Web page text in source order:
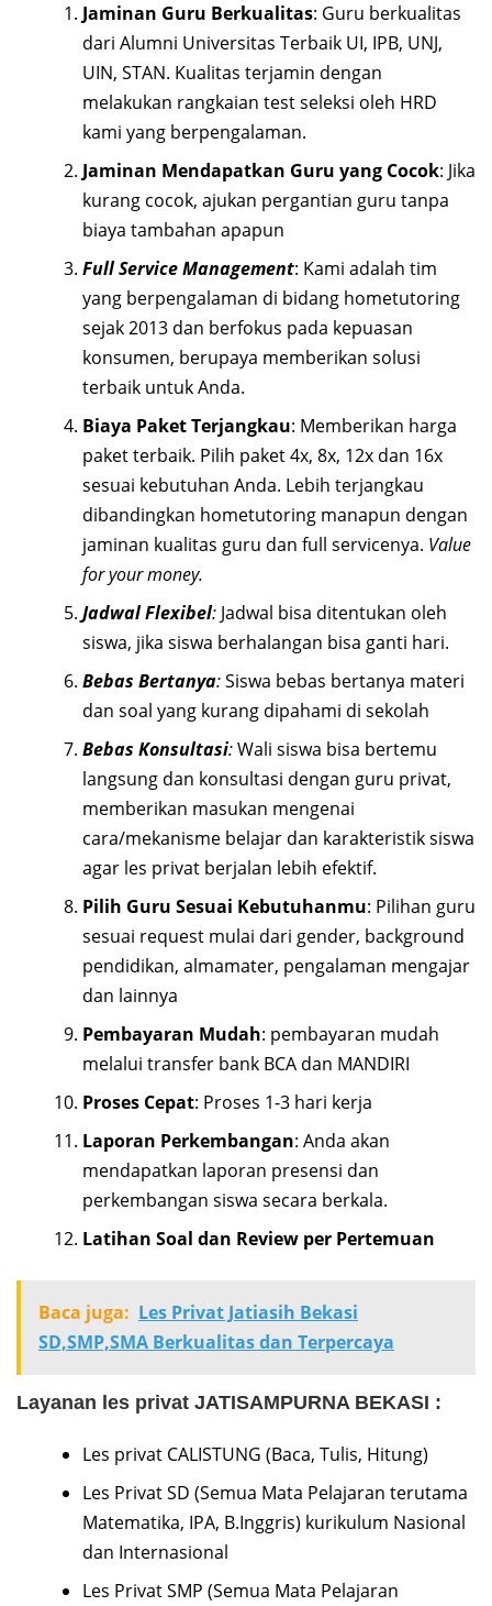
Jaminan Guru Berkualitas: Guru berkualitas
dari Alumni Universitas Terbaik UI, IPB, UNJ,
UIN, STAN. Kualitas terjamin dengan
melakukan rangkaian test seleksi oleh HRD
kami yang berpengalaman.
Jaminan Mendapatkan Guru yang Cocok: Jika
kurang cocok, ajukan pergantian guru tanpa
biaya tambahan apapun
Full Service Management: Kami adalah tim
yang berpengalaman di bidang hometutoring
sejak 2013 dan berfokus pada kepuasan
konsumen, berupaya memberikan solusi
terbaik untuk Anda.
Biaya Paket Terjangkau: Memberikan harga
paket terbaik. Pilih paket 4x, 8x, 12x dan 16x
sesuai kebutuhan Anda. Lebih terjangkau
dibandingkan hometutoring manapun dengan
jaminan kualitas guru dan full servicenya. Value
for your money.
Jadwal Flexibel: Jadwal bisa ditentukan oleh
siswa, jika siswa berhalangan bisa ganti hari.
Bebas Bertanya:Siswa bebas bertanya materi
dan soal yang kurang dipahami di sekolah
Bebas Konsultasi:Wali siswa bisa bertemu
langsung dan konsultasi dengan guru privat,
memberikan masukan mengenai
cara/mekanisme belajar dan karakteristik siswa
agar les privat berjalan lebih efektif.
Pilih Guru Sesuai Kebutuhanmu: Pilihan guru
sesuai request mulai dari gender, background
pendidikan, almamater, pengalaman mengajar
dan lainnya
Pembayaran Mudah: pembayaran mudah
melalui transfer bank BCA dan MANDIRI
Proses Cepat: Proses 1-3 hari kerja
Laporan Perkembangan: Anda akan
mendapatkan laporan presensi dan
perkembangan siswa secara berkala.
Latihan Soal dan Review per Pertemuan
Baca juga: Les Privat Jatiasih Bekasi
SD,SMP,SMA Berkualitas dan Terpercaya
Layanan les privat JATISAMPURNA BEKASI :
Les privat CALISTUNG (Baca, Tulis, Hitung)
Les Privat SD (Semua Mata Pelajaran terutama
Matematika, IPA, B.Inggris) kurikulum Nasional
dan Internasional
Les Privat SMP (Semua Mata Pelajaran